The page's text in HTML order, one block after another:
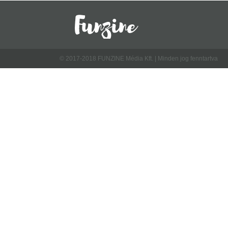
© 2017-2018 FUNZINE Média Kft. | Minden jog fenntartva